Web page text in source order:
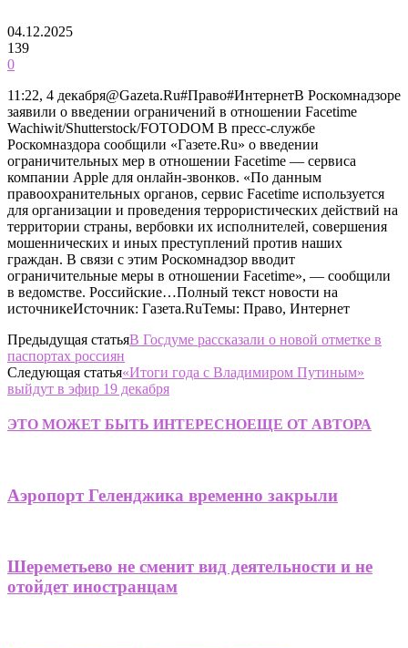
04.12.2025
139
0
11:22, 4 декабря@Gazeta.Ru#Право#ИнтернетВ Роскомнадзоре
заявили о введении ограничений в отношении Facetime
Wachiwit/Shutterstock/FOTODOM В пресс-службе
Роскомназдора сообщили «Газете.Ru» о введении
ограничительных мер в отношении Facetime — сервиса
компании Apple для онлайн-звонков. «По данным
правоохранительных органов, сервис Facetime используется
для организации и проведения террористических действий на
территории страны, вербовки их исполнителей, совершения
мошеннических и иных преступлений против наших
граждан. В связи с этим Роскомнадзор вводит
ограничительные меры в отношении Facetime», — сообщили
в ведомстве. Российские…Полный текст новости на
источникеИсточник: Газета.RuТемы: Право, Интернет
Предыдущая статьяВ Госдуме рассказали о новой отметке в
паспортах россиян
Следующая статья«Итоги года с Владимиром Путиным»
выйдут в эфир 19 декабря
ЭТО МОЖЕТ БЫТЬ ИНТЕРЕСНОЕЩЕ ОТ АВТОРА
Аэропорт Геленджика временно закрыли
Шереметьево не сменит вид деятельности и не
отойдет иностранцам